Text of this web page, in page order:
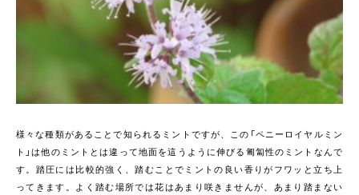
様々な種類があることで知られるミントですが、この「ペニーロイヤルミン
ト」は他のミントとは違って地面を這うように伸びる匍匐性のミントなんで
す。踏圧には比較的強く、踏むことでミントの良い香りがフワッと立ち上
ってきます。よく踏む場所では花はあまり咲きませんが、あまり踏まない